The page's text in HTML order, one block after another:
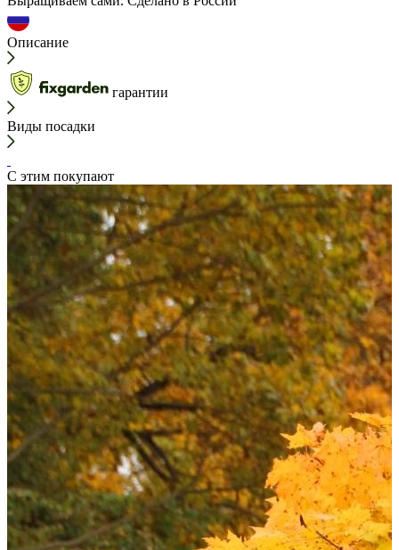
Описание
гарантии
Виды посадки
С этим покупают